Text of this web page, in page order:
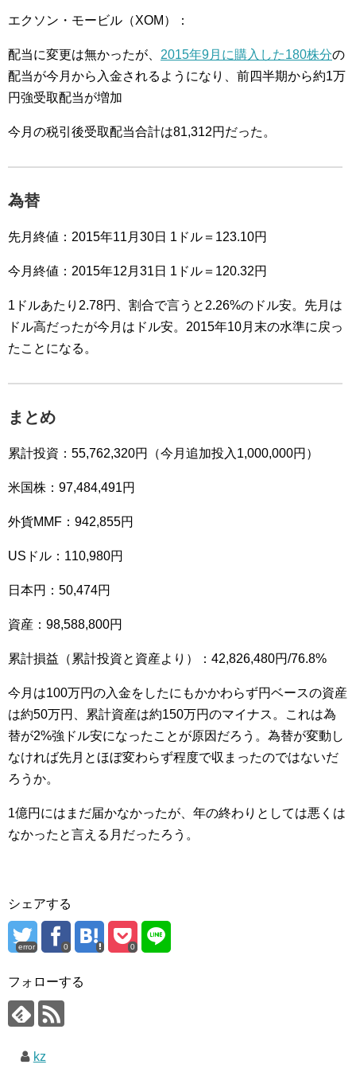
エクソン・モービル（XOM）：
配当に変更は無かったが、 2015年9月に購入した180株分の
配当が今月から入金されるようになり、前四半期から約1万
円強受取配当が増加
今月の税引後受取配当合計は81,312円だった。
為替
先月終値：2015年11月30日 1ドル＝123.10円
今月終値：2015年12月31日 1ドル＝120.32円
1ドルあたり2.78円、割合で言うと2.26%のドル安。先月は
ドル高だったが今月はドル安。2015年10月末の水準に戻っ
たことになる。
まとめ
累計投資：55,762,320円（今月追加投入1,000,000円）
米国株：97,484,491円
外貨MMF：942,855円
USドル：110,980円
日本円：50,474円
資産：98,588,800円
累計損益（累計投資と資産より）：42,826,480円/76.8%
今月は100万円の入金をしたにもかかわらず円ベースの資産
は約50万円、累計資産は約150万円のマイナス。これは為
替が2%強ドル安になったことが原因だろう。為替が変動し
なければ先月とほぼ変わらず程度で収まったのではないだ
ろうか。
1億円にはまだ届かなかったが、年の終わりとしては悪くは
なかったと言える月だったろう。
シェアする
error 0 0
フォローする
kz